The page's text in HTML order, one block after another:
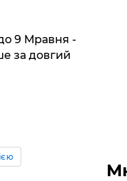
9 Мравня -
за довгий